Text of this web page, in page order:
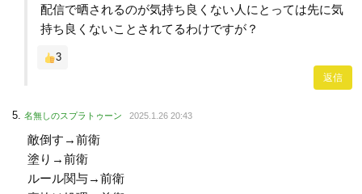
配信で晒されるのが気持ち良くない人にとっては先に気
持ち良くないことされてるわけですが？
3
返信
名無しのスプラトゥーン 2025.1.26 20:43
敵倒す→前衛
塗り→前衛
ルール関与→前衛